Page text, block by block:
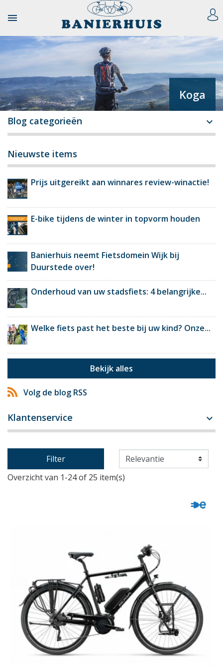

Koga
Blog categorieën 
Nieuwste items
Prijs uitgereikt aan winnares review-winactie!
E-bike tijdens de winter in topvorm houden
Banierhuis neemt Fietsdomein Wijk bij
Duurstede over!
Onderhoud van uw stadsfiets: 4 belangrijke...
Welke fiets past het beste bij uw kind? Onze...
Bekijk alles
Volg de blog RSS
Klantenservice 
Filter
Overzicht van 1-24 of 25 item(s)